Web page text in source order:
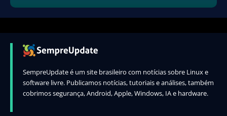
SempreUpdate é um site brasileiro com notícias sobre Linux e
software livre. Publicamos notícias, tutoriais e análises, também
cobrimos segurança, Android, Apple, Windows, IA e hardware.